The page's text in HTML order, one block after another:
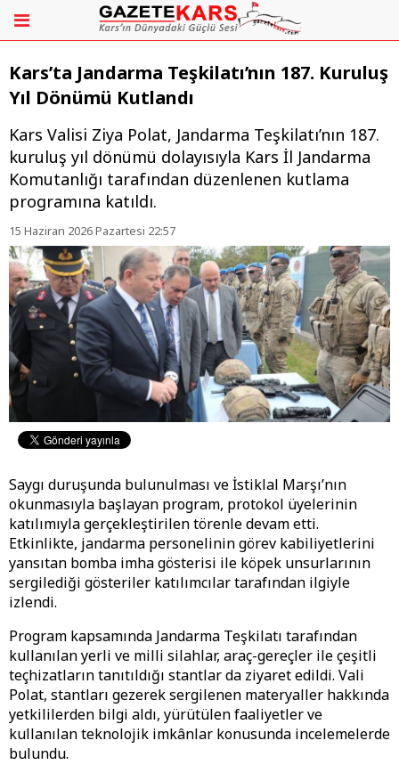
Kars’ta Jandarma Teşkilatı’nın 187. Kuruluş
Yıl Dönümü Kutlandı
Kars Valisi Ziya Polat, Jandarma Teşkilatı’nın 187.
kuruluş yıl dönümü dolayısıyla Kars İl Jandarma
Komutanlığı tarafından düzenlenen kutlama
programına katıldı.
15 Haziran 2026 Pazartesi 22:57
Saygı duruşunda bulunulması ve İstiklal Marşı’nın
okunmasıyla başlayan program, protokol üyelerinin
katılımıyla gerçekleştirilen törenle devam etti.
Etkinlikte, jandarma personelinin görev kabiliyetlerini
yansıtan bomba imha gösterisi ile köpek unsurlarının
sergilediği gösteriler katılımcılar tarafından ilgiyle
izlendi.
Program kapsamında Jandarma Teşkilatı tarafından
kullanılan yerli ve milli silahlar, araç-gereçler ile çeşitli
teçhizatların tanıtıldığı stantlar da ziyaret edildi. Vali
Polat, stantları gezerek sergilenen materyaller hakkında
yetkililerden bilgi aldı, yürütülen faaliyetler ve
kullanılan teknolojik imkânlar konusunda incelemelerde
bulundu.